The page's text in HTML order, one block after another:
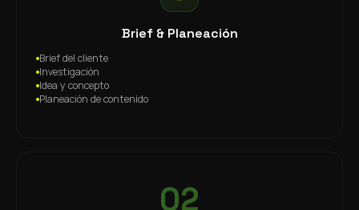
Brief & Planeación
Brief del cliente
Investigación
Idea y concepto
Planeación de contenido
02